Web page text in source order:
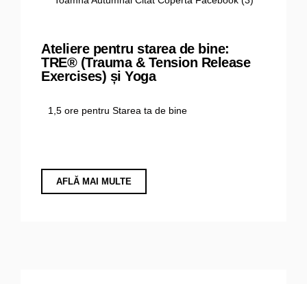
Ateliere pentru starea de bine:
TRE® (Trauma & Tension Release
Exercises) și Yoga
1,5 ore pentru Starea ta de bine
AFLĂ MAI MULTE